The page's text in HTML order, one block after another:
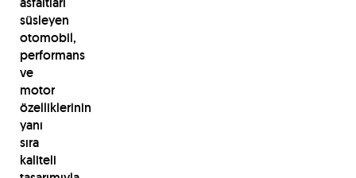
süsleyen
otomobil,
performans
ve
motor
özelliklerinin
yanı
sıra
kaliteli